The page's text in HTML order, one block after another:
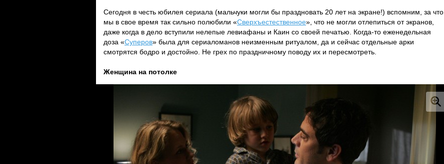
Сегодня в честь юбилея сериала (мальчуки могли бы праздновать 20 лет на экране!) вспомним, за что
мы в свое время так сильно полюбили «Сверхъестественное», что не могли отлепиться от экранов,
даже когда в дело вступили нелепые левиафаны и Каин со своей печатью. Когда-то еженедельная
доза «Суперов» была для сериаломанов неизменным ритуалом, да и сейчас отдельные арки
смотрятся бодро и достойно. Не грех по праздничному поводу их и пересмотреть.
Женщина на потолке